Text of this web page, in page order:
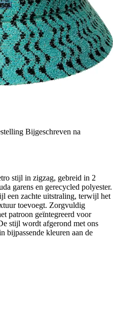
Bijgeschreven na
stijl in zigzag, gebreid in 2
garens en gerecycled polyester.
een zachte uitstraling, terwijl het
toevoegt. Zorgvuldig
patroon geïntegreerd voor
stijl wordt afgerond met ons
bijpassende kleuren aan de